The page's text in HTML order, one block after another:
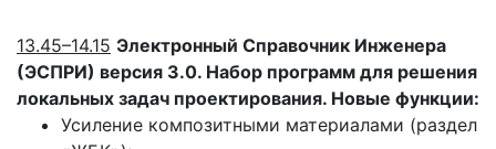
13.45–14.15 Электронный Справочник Инженера
(ЭСПРИ) версия 3.0. Набор программ для решения
локальных задач проектирования. Новые функции:
Усиление композитными материалами (раздел